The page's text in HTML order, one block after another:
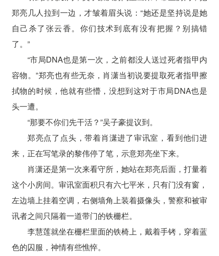
郑亮几人拉到一边，才皱着眉头说：“她还是坚持说是她
自己杀了张云香。你们技术到底有没有把握？别搞错
了。”
“市局DNA也是第一次，之前都没人送过死者指甲内
容物。”郑亮也有些无奈，肖潇当初说要提取死者指甲擦
拭物的时候，他就有些懵，没想到这对于市局DNA也是
头一遭。
“那要不你们先干活？”吴子豪提议到。
郑亮点了点头，带着肖潇进了审讯室，看到他们进
来，正在写笔录的黎伟停了笔，示意郑亮坐下来。
肖潇还是第一次来看守所，她站在郑亮后面，打量着
这个小房间。审讯室面积只有六七平米，只有门没有窗，
左边墙上挂着空调，右侧墙角上装着摄像头，警察和被审
讯者之间只隔着一道带门的铁栅栏。
李慧莲就坐在栅栏里面的铁椅上，戴着手铐，穿着蓝
色的囚服，神情有些憔悴。